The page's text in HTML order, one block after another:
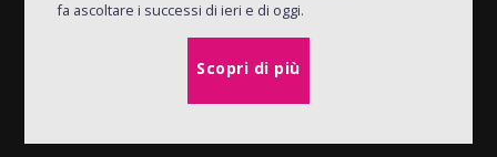
fa ascoltare i successi di ieri e di oggi.
Scopri di più